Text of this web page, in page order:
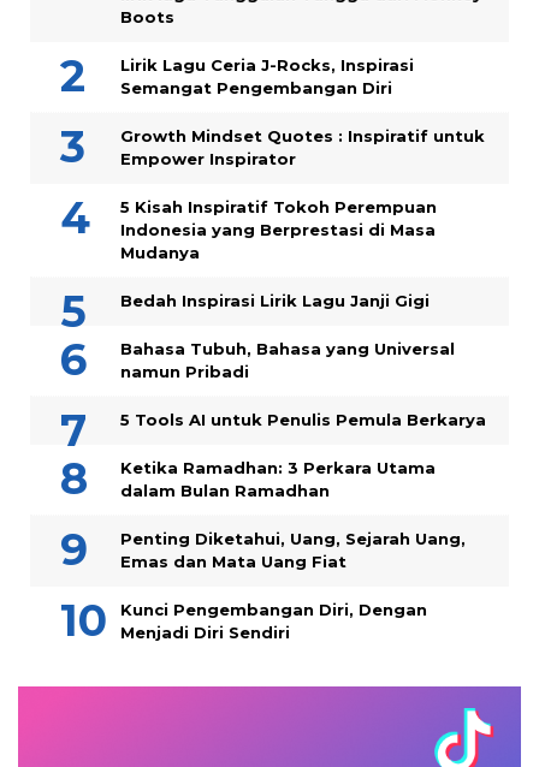
Boots
Lirik Lagu Ceria J-Rocks, Inspirasi
Semangat Pengembangan Diri
Growth Mindset Quotes : Inspiratif untuk
Empower Inspirator
5 Kisah Inspiratif Tokoh Perempuan
Indonesia yang Berprestasi di Masa
Mudanya
Bedah Inspirasi Lirik Lagu Janji Gigi
Bahasa Tubuh, Bahasa yang Universal
namun Pribadi
5 Tools AI untuk Penulis Pemula Berkarya
Ketika Ramadhan: 3 Perkara Utama
dalam Bulan Ramadhan
Penting Diketahui, Uang, Sejarah Uang,
Emas dan Mata Uang Fiat
Kunci Pengembangan Diri, Dengan
Menjadi Diri Sendiri